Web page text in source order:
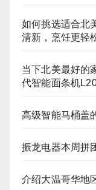
如何挑选适合北
清新，烹饪更轻
当下北美最好的
代智能面条机
高级智能马桶盖
振龙电器本周拼
介绍大温哥华地